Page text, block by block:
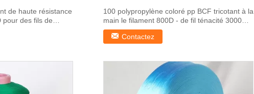
de haute résistance
pour des fils de
100 polypropylène coloré pp BCF tricotant à la
main le filament 800D - de fil ténacité 3000D
élevée ...
Contactez